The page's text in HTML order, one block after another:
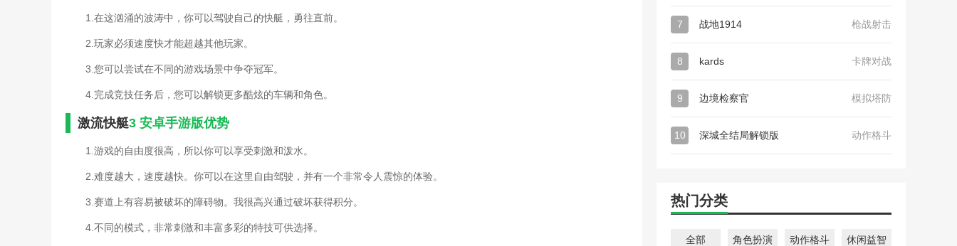
1.在这汹涌的波涛中，你可以驾驶自己的快艇，勇往直前。
2.玩家必须速度快才能超越其他玩家。
3.您可以尝试在不同的游戏场景中争夺冠军。
4.完成竞技任务后，您可以解锁更多酷炫的车辆和角色。
激流快艇3 安卓手游版优势
1.游戏的自由度很高，所以你可以享受刺激和泼水。
2.难度越大，速度越快。你可以在这里自由驾驶，并有一个非常令人震惊的体验。
3.赛道上有容易被破坏的障碍物。我很高兴通过破坏获得积分。
4.不同的模式，非常刺激和丰富多彩的特技可供选择。
7 战地1914 枪战射击
8 kards 卡牌对战
9 边境检察官 模拟塔防
10 深城全结局解锁版 动作格斗
热门分类
全部 角色扮演 动作格斗 休闲益智